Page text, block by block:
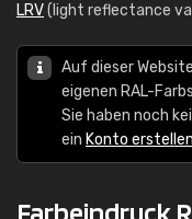
LRV(light reflectance
Auf dieser
eigenen RAL-
Sie haben noch
ein Konto erstellen
Farbeindruck